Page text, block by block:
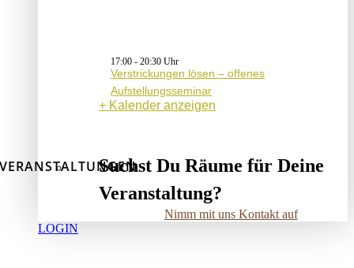
17:00 - 20:30
Verstrickungen lösen – offenes
Aufstellungsseminar
Kalender anzeigen
Suchst Du Räume für Deine
Veranstaltung?
Nimm mit uns Kontakt auf
LOGIN
VERANSTALTUNGEN